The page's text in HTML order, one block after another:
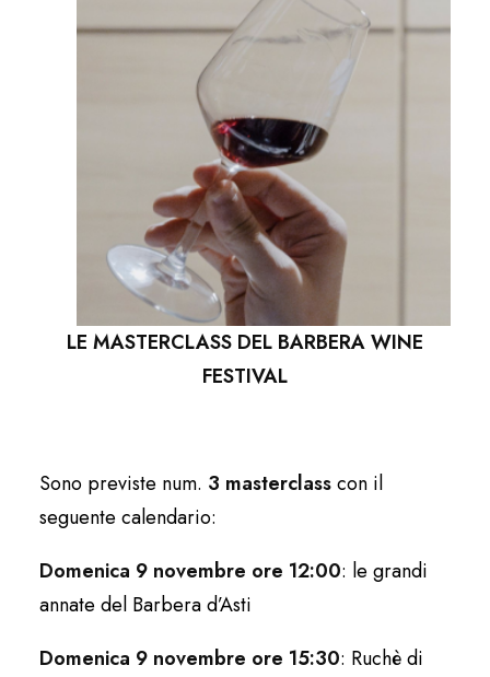
LE MASTERCLASS DEL BARBERA WINE
FESTIVAL
Sono previste num. 3 masterclasscon il
seguente calendario:
Domenica 9 novembre ore 12:00: le grandi
annate del Barbera d’Asti
Domenica 9 novembre ore 15:30: Ruchè di